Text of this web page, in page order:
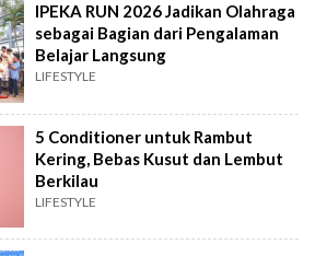
IPEKA RUN 2026 Jadikan Olahraga
sebagai Bagian dari Pengalaman
Belajar Langsung
LIFESTYLE
5 Conditioner untuk Rambut
Kering, Bebas Kusut dan Lembut
Berkilau
LIFESTYLE